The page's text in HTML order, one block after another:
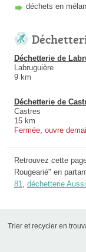
déchets en
Déchetterie de
Labruguière
9 km
Déchetterie de
Castres
15 km
Fermée, ouvre
Retrouvez cette
Rougearié" en
81, déchetterie
Trier et recycler en